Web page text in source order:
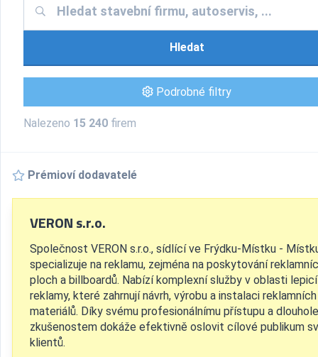
Hledat
Podrobné filtry
Nalezeno 15 240 firem
Prémioví dodavatelé
VERON s.r.o.
Společnost VERON s.r.o., sídlící ve Frýdku-Místku -
specializuje na reklamu, zejména na poskytování
ploch a billboardů. Nabízí komplexní služby v oblasti lepicí
reklamy, které zahrnují návrh, výrobu a instalaci reklamních
materiálů. Díky svému profesionálnímu přístupu a
zkušenostem dokáže efektivně oslovit cílové publikum
klientů.